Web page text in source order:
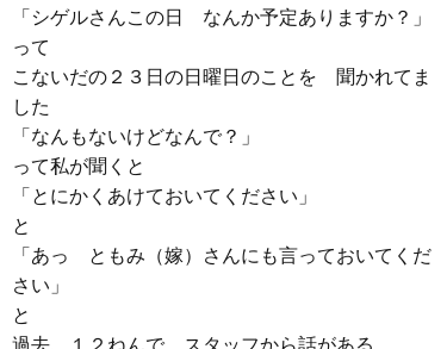
「シゲルさんこの日 なんか予定ありますか？」
って
こないだの２３日の日曜日のことを 聞かれてま
した
「なんもないけどなんで？」
って私が聞くと
「とにかくあけておいてください」
と
「あっ ともみ（嫁）さんにも言っておいてくだ
さい」
と